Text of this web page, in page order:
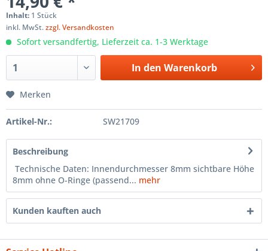
Inhalt: 1 Stück
inkl. MwSt.zzgl. Versandkosten
Sofort versandfertig, Lieferzeit ca. 1-3 Werktage
In den Warenkorb
Merken
Artikel-Nr.: SW21709
Beschreibung
Technische Daten: Innendurchmesser 8mm sichtbare Höhe
8mm ohne O-Ringe (passend... mehr
Kunden kauften auch